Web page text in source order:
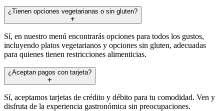
¿Tienen opciones vegetarianas o sin gluten?
Sí, en nuestro menú encontrarás opciones para todos los gustos,
incluyendo platos vegetarianos y opciones sin gluten, adecuadas
para quienes tienen restricciones alimenticias.
¿Aceptan pagos con tarjeta?
Sí, aceptamos tarjetas de crédito y débito para tu comodidad. Ven y
disfruta de la experiencia gastronómica sin preocupaciones.